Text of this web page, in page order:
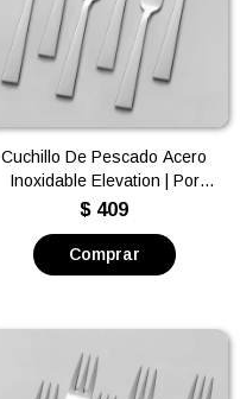
Cuchillo De Pescado Acero
Inoxidable Elevation | Por
unidad
$ 409